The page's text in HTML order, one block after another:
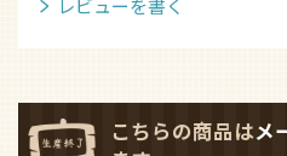
返品期限・条件